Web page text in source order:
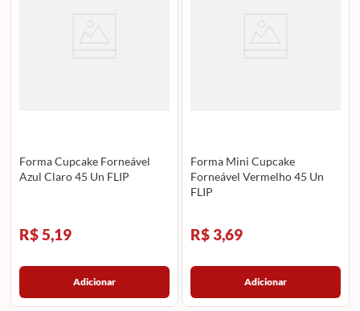
Forma Cupcake Forneável
Azul Claro 45 Un FLIP
R$ 5,19
Adicionar
Forma Mini Cupcake
Forneável Vermelho 45 Un
FLIP
R$ 3,69
Adicionar